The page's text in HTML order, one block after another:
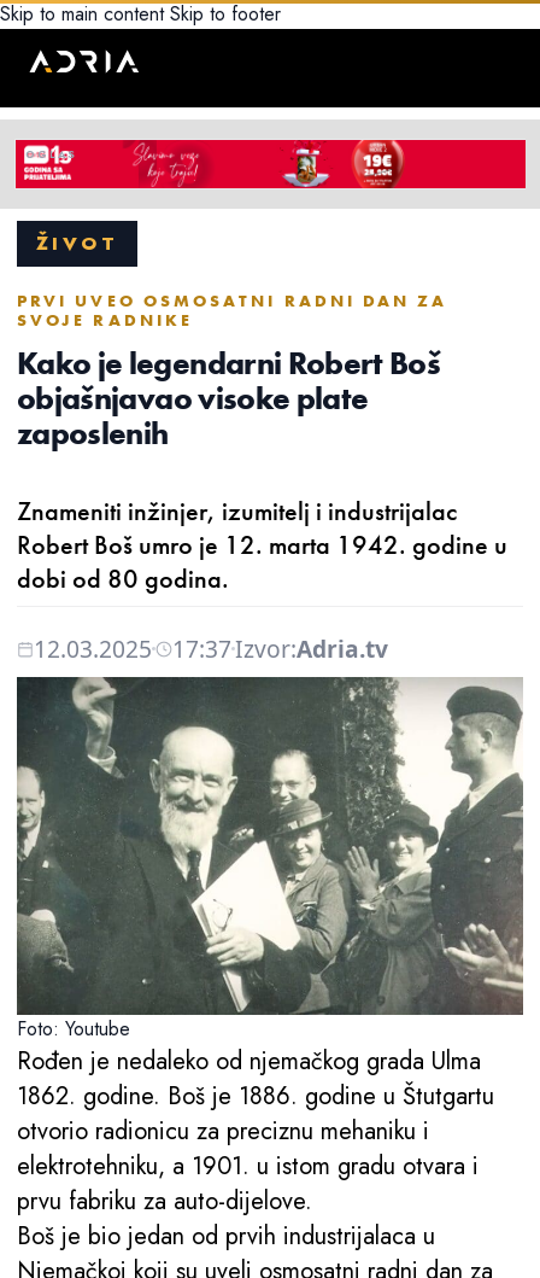
Skip to main content Skip to footer
ŽIVOT
PRVI UVEO OSMOSATNI RADNI DAN ZA
SVOJE RADNIKE
Kako je legendarni Robert Boš
objašnjavao visoke plate
zaposlenih
Znameniti inžinjer, izumitelj i industrijalac
Robert Boš umro je 12. marta 1942. godine u
dobi od 80 godina.
12.03.2025 17:37Izvor:Adria.tv
Foto: Youtube
Rođen je nedaleko od njemačkog grada Ulma
1862. godine. Boš je 1886. godine u Štutgartu
otvorio radionicu za preciznu mehaniku i
elektrotehniku, a 1901. u istom gradu otvara i
prvu fabriku za auto-dijelove.
Boš je bio jedan od prvih industrijalaca u